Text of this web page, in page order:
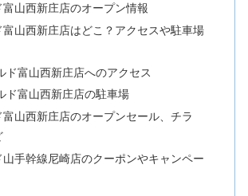
富山西新庄店のオープン情報
富山西新庄店はどこ？アクセスや駐車場
ド富山西新庄店へのアクセス
ド富山西新庄店の駐車場
山西新庄店のオープンセール、チラ
山手幹線尼崎店のクーポンやキャンペー